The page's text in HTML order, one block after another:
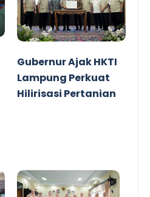
Gubernur Ajak HKTI
Lampung Perkuat
Hilirisasi Pertanian